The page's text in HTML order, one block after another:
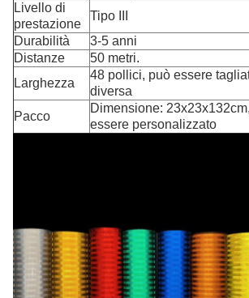
Livello di
prestazione
Tipo III
Durabilità
3-5 anni
Distanze
50 metri.
Larghezza
48 pollici, può essere
diversa
Pacco
Dimensione:
essere personalizzato